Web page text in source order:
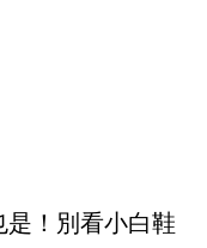
是！別看小白鞋